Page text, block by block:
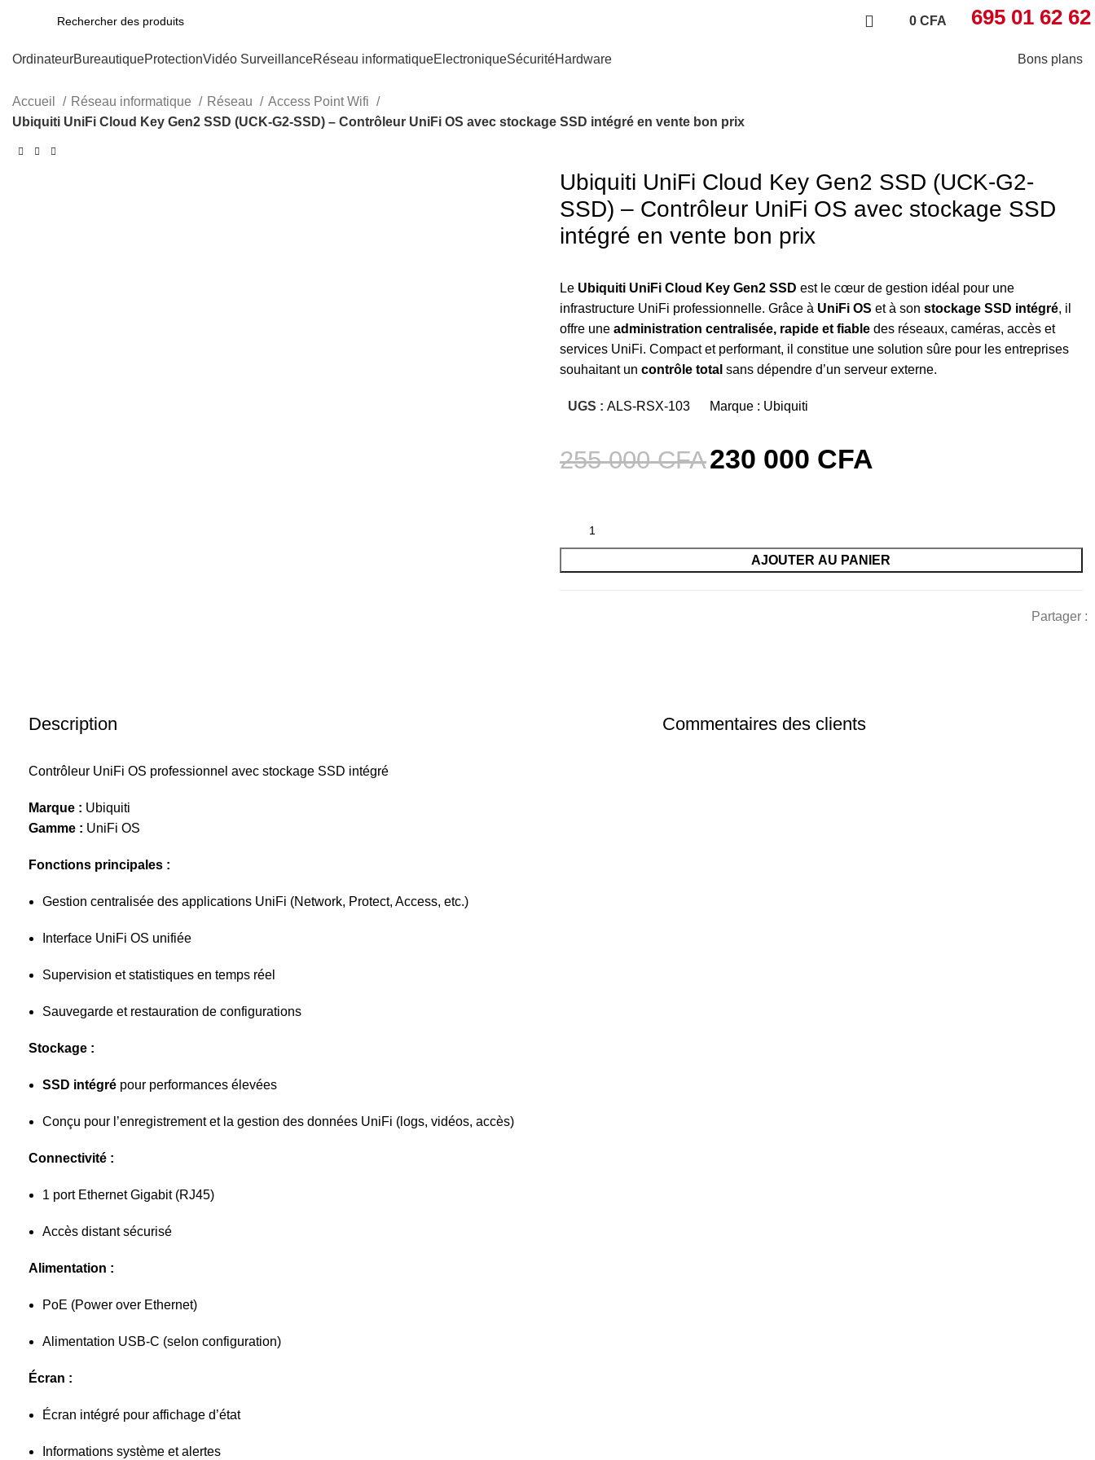
0 CFA 695 01 62 62
OrdinateurBureautiqueProtectionVidéo SurveillanceRéseau informatiqueElectroniqueSécuritéHardware Bons plans
Accueil Réseau informatique Réseau
Access Point Wifi
Ubiquiti UniFi Cloud Key Gen2 SSD (UCK-G2-SSD) – Contrôleur UniFi OS avec stockage SSD intégré en vente bon prix
Ubiquiti UniFi Cloud Key Gen2 SSD (UCK-G2-
SSD) – Contrôleur UniFi OS avec stockage SSD
intégré en vente bon prix
Le Ubiquiti UniFi Cloud Key Gen2 SSD est le cœur de gestion idéal pour une
infrastructure UniFi professionnelle. Grâce à UniFi OS et à son stockage SSD intégré, il
offre une administration centralisée, rapide et fiabledes réseaux, caméras, accès et
services UniFi. Compact et performant, il constitue une solution sûre pour les entreprises
souhaitant un contrôle total sans dépendre d’un serveur externe.
UGS : ALS-RSX-103 Marque : Ubiquiti
255 000CFA230 000 CFA
AJOUTER AU PANIER
Partager :
Description
Contrôleur UniFi OS professionnel avec stockage SSD intégré
Marque : Ubiquiti
Gamme : UniFi OS
Fonctions principales :
Gestion centralisée des applications UniFi (Network, Protect, Access, etc.)
Interface UniFi OS unifiée
Supervision et statistiques en temps réel
Sauvegarde et restauration de configurations
Stockage :
SSD intégré pour performances élevées
Conçu pour l’enregistrement et la gestion des données UniFi (logs, vidéos, accès)
Connectivité :
1 port Ethernet Gigabit (RJ45)
Accès distant sécurisé
Alimentation :
PoE (Power over Ethernet)
Alimentation USB-C (selon configuration)
Écran :
Écran intégré pour affichage d’état
Informations système et alertes
Commentaires des clients